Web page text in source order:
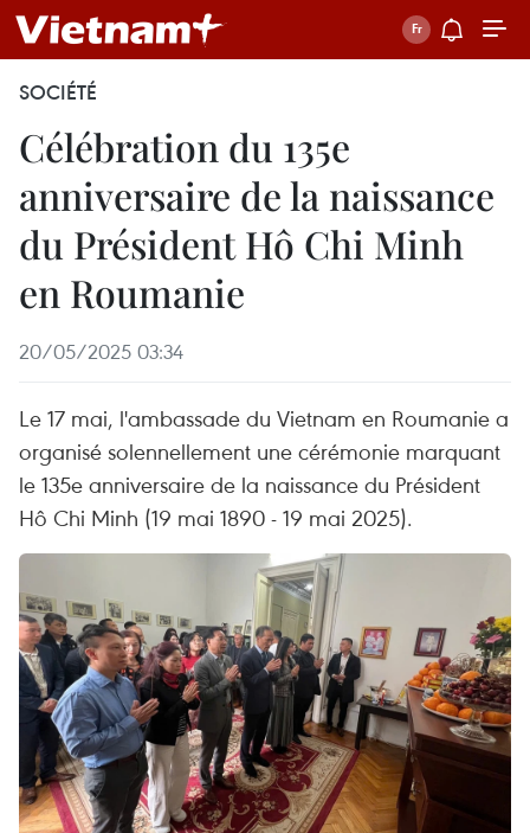
SOCIÉTÉ
Célébration du 135e
anniversaire de la naissance
du Président Hô Chi Minh
en Roumanie
20/05/2025 03:34
Le 17 mai, l'ambassade du Vietnam en Roumanie a
organisé solennellement une cérémonie marquant
le 135e anniversaire de la naissance du Président
Hô Chi Minh (19 mai 1890 - 19 mai 2025).